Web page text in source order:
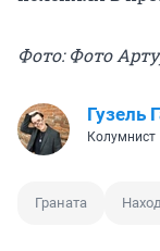
Фото: Фото
Гузель
Колумнист
Граната